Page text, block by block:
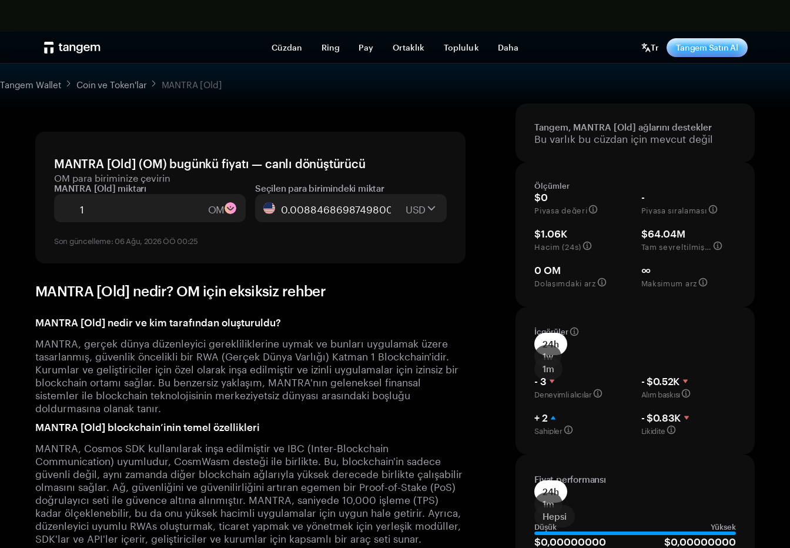
Cüzdan Ring Pay Ortaklık Topluluk Daha Tr Tangem Satın Al
Tangem Wallet Coin ve Token'lar MANTRA [Old]
MANTRA [Old] (OM) bugünkü fiyatı — canlı dönüştürücü
OM para biriminize çevirin
MANTRA [Old] miktarı
OM
Seçilen para birimindeki miktar
USD
Son güncelleme: 06 Ağu, 2026 ÖÖ 00:25
MANTRA [Old] nedir? OM için eksiksiz rehber
MANTRA [Old] nedir ve kim tarafından oluşturuldu?
MANTRA, gerçek dünya düzenleyici gerekliliklerine uymak ve bunları uygulamak üzere
tasarlanmış, güvenlik öncelikli bir RWA (Gerçek Dünya Varlığı) Katman 1 Blockchain'idir.
Kurumlar ve geliştiriciler için özel olarak inşa edilmiştir ve izinli uygulamalar için izinsiz bir
blockchain ortamı sağlar. Bu benzersiz yaklaşım, MANTRA'nın geleneksel finansal
sistemler ile blockchain teknolojisinin merkeziyetsiz dünyası arasındaki boşluğu
doldurmasına olanak tanır.
MANTRA [Old] blockchain’inin temel özellikleri
MANTRA, Cosmos SDK kullanılarak inşa edilmiştir ve IBC (Inter-Blockchain
Communication) uyumludur, CosmWasm desteği ile birlikte. Bu, blockchain'in sadece
güvenli değil, aynı zamanda diğer blockchain ağlarıyla yüksek derecede birlikte çalışabilir
olmasını sağlar. Ağ, güvenliğini ve güvenilirliğini artıran egemen bir Proof-of-Stake (PoS)
doğrulayıcı seti ile güvence altına alınmıştır. MANTRA, saniyede 10,000 işleme (TPS)
kadar ölçeklenebilir, bu da onu yüksek hacimli uygulamalar için uygun hale getirir. Ayrıca,
düzenleyici uyumlu RWAs oluşturmak, ticaret yapmak ve yönetmek için yerleşik modüller,
SDK'lar ve API'ler içerir, geliştiriciler ve kurumlar için kapsamlı bir araç seti sunar.
Tangem, MANTRA [Old] ağlarını destekler
Bu varlık bu cüzdan için mevcut değil
Ölçümler
$0
Piyasa değeri
-
Piyasa sıralaması
$1.06K
Hacim (24s)
$64.04M
Tam seyreltilmiş değerleme
0 OM
Dolaşımdaki arz
∞
Maksimum arz
İçgörüler
24h
1w
1m
- 3
Deneyimli alıcılar
- $0.52K
Alım baskısı
+ 2
Sahipler
- $0.83K
Likidite
Fiyat performansı
24h
1m
Hepsi
Düşük Yüksek
$0,00000000 $0,00000000